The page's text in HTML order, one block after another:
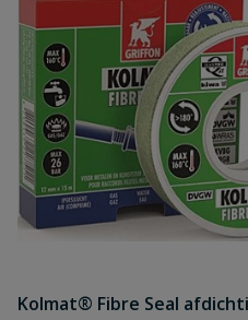
Kolmat® Fibre Seal